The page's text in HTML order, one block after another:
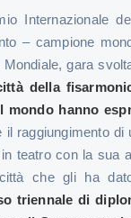
Internazionale
– campione
gara
della
hanno
raggiungimento di
teatro con la sua
che gli ha
triennale di